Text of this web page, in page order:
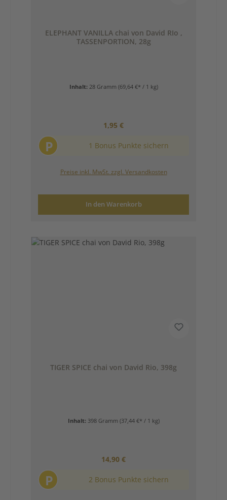
ELEPHANT VANILLA chai von David RIo ,
TASSENPORTION, 28g
Inhalt: 28 Gramm (69,64 €* / 1 kg)
Regulärer Preis:
1,95 €
P 1 Bonus Punkte sichern
Preise inkl. MwSt. zzgl. Versandkosten
In den Warenkorb
TIGER SPICE chai von David Rio, 398g
Inhalt: 398 Gramm (37,44 €* / 1 kg)
Regulärer Preis:
14,90 €
P 2 Bonus Punkte sichern